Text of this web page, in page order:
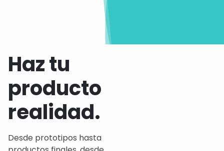
Haz tu
producto
realidad.
Desde prototipos hasta